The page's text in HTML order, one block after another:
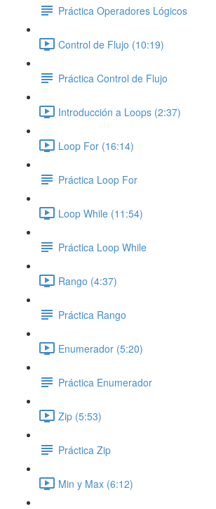
Práctica Operadores Lógicos
Control de Flujo (10:19)
Práctica Control de Flujo
Introducción a Loops (2:37)
Loop For (16:14)
Práctica Loop For
Loop While (11:54)
Práctica Loop While
Rango (4:37)
Práctica Rango
Enumerador (5:20)
Práctica Enumerador
Zip (5:53)
Práctica Zip
Min y Max (6:12)